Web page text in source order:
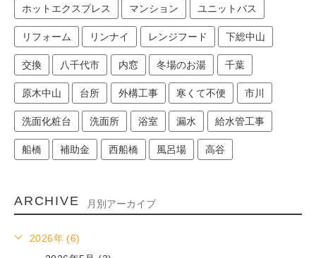
ホットエクスプレス マンション ユニットバス
リフォーム リンナイ レンジフード 下総中山
交換 八千代市 内窓 冬場のお湯 千葉
原木中山 台所 外構工事 寒くて不便 市川
洗面化粧台 洗面所 浴室 漏水 給水管工事
船橋 補助金 西船橋 風呂場 高谷
ARCHIVE 月別アーカイブ
2026年 (6)